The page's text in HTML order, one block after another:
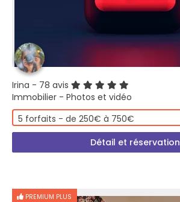
Irina - 78 avis
Immobilier - Photos et vidéo
5 forfaits - de 250€ à 750€
Détail et réservation
PREMIUM PLUS